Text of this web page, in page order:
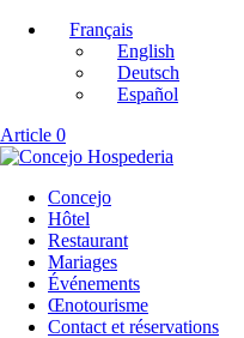
Français
English
Deutsch
Español
Article 0
Concejo
Hôtel
Restaurant
Mariages
Événements
Œnotourisme
Contact et réservations